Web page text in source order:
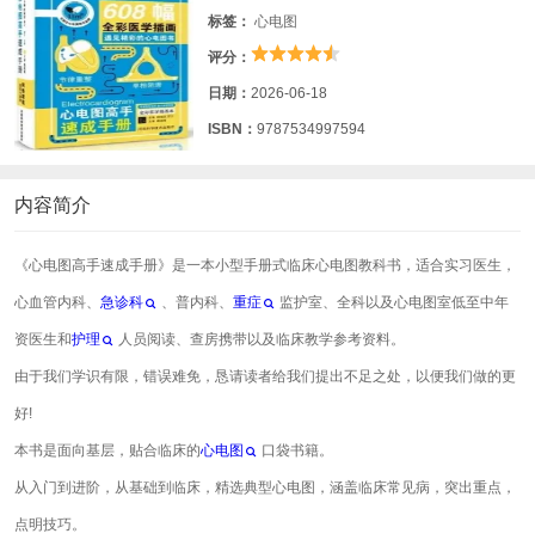
标签： 心电图
评分：
日期： 2026-06-18
ISBN： 9787534997594
内容简介
《心电图高手速成手册》是一本小型手册式临床心电图教科书，适合实习医生，
心血管内科、 急诊科 、普内科、 重症 监护室、全科以及心电图室低至中年
资医生和护理 人员阅读、查房携带以及临床教学参考资料。
由于我们学识有限，错误难免，恳请读者给我们提出不足之处，以便我们做的更
好!
本书是面向基层，贴合临床的心电图 口袋书籍。
从入门到进阶，从基础到临床，精选典型心电图，涵盖临床常见病，突出重点，
点明技巧。